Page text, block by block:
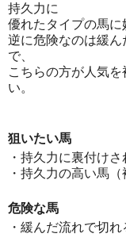
持久力に
優れたタイプの馬に
逆に危険なのは緩
で、
こちらの方が人気
い。
狙いたい馬
・持久力に裏付け
・持久力の高い馬
危険な馬
・緩んだ流れで切